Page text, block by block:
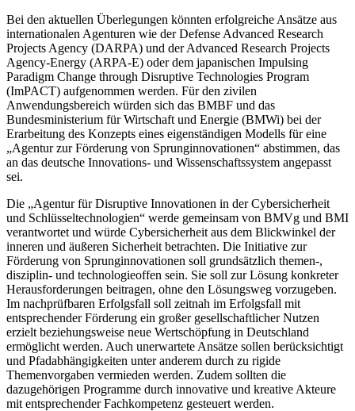
Bei den aktuellen Überlegungen könnten erfolgreiche Ansätze aus
internationalen Agenturen wie der Defense Advanced Research
Projects Agency (DARPA) und der Advanced Research Projects
Agency-Energy (ARPA-E) oder dem japanischen Impulsing
Paradigm Change through Disruptive Technologies Program
(ImPACT) aufgenommen werden. Für den zivilen
Anwendungsbereich würden sich das BMBF und das
Bundesministerium für Wirtschaft und Energie (BMWi) bei der
Erarbeitung des Konzepts eines eigenständigen Modells für eine
„Agentur zur Förderung von Sprunginnovationen“ abstimmen, das
an das deutsche Innovations- und Wissenschaftssystem angepasst
sei.
Die „Agentur für Disruptive Innovationen in der Cybersicherheit
und Schlüsseltechnologien“ werde gemeinsam von BMVg und BMI
verantwortet und würde Cybersicherheit aus dem Blickwinkel der
inneren und äußeren Sicherheit betrachten. Die Initiative zur
Förderung von Sprunginnovationen soll grundsätzlich themen-,
disziplin- und technologieoffen sein. Sie soll zur Lösung konkreter
Herausforderungen beitragen, ohne den Lösungsweg vorzugeben.
Im nachprüfbaren Erfolgsfall soll zeitnah im Erfolgsfall mit
entsprechender Förderung ein großer gesellschaftlicher Nutzen
erzielt beziehungsweise neue Wertschöpfung in Deutschland
ermöglicht werden. Auch unerwartete Ansätze sollen berücksichtigt
und Pfadabhängigkeiten unter anderem durch zu rigide
Themenvorgaben vermieden werden. Zudem sollten die
dazugehörigen Programme durch innovative und kreative Akteure
mit entsprechender Fachkompetenz gesteuert werden.